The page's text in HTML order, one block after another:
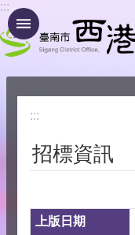
跳到主要內容區塊
:::
:::
招標資訊